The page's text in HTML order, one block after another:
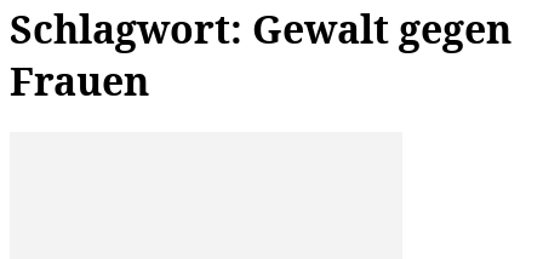
Schlagwort: Gewalt gegen
Frauen